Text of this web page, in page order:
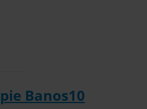
Banos10